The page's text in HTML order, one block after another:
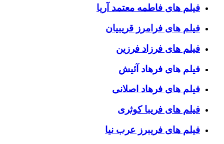
فیلم های فاطمه معتمد آریا
فیلم های فرامرز قریبیان
فیلم های فرزاد فرزین
فیلم های فرهاد آئیش
فیلم های فرهاد اصلانی
فیلم های فریبا کوثری
فیلم های فریبرز عرب نیا